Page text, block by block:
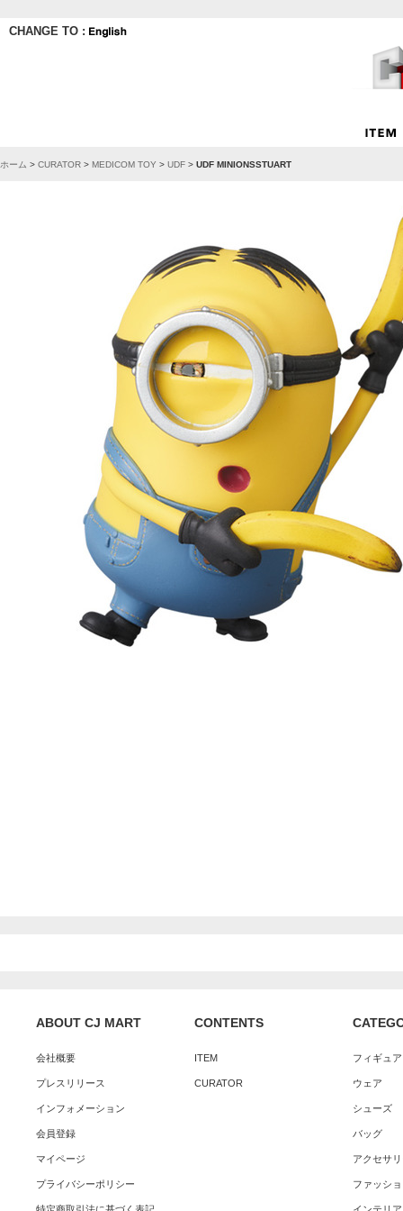
CHANGE TO :
ホーム > CURATOR > MEDICOM TOY > UDF > UDF MINIONSSTUART
ABOUT CJ MART
会社概要
プレスリリース
インフォメーション
会員登録
マイページ
プライバシーポリシー
CONTENTS
ITEM
CURATOR
フィギュ
ウェア
シューズ
バッグ
アクセサ
ファッシ